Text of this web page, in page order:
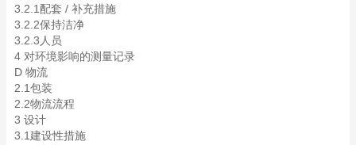
3.2.1配套 / 补充措施
3.2.2保持洁净
3.2.3人员
4 对环境影响的测量记录
D 物流
2.1包装
2.2物流流程
3 设计
3.1建设性措施